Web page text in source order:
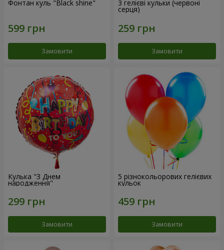
Фонтан куль "Black shine"
Замовити
3 гелієві кульки (червоні
серця)
Замовити
Кулька "З Днем
народження"
Замовити
5 різнокольорових гелієвих
кульок
Замовити